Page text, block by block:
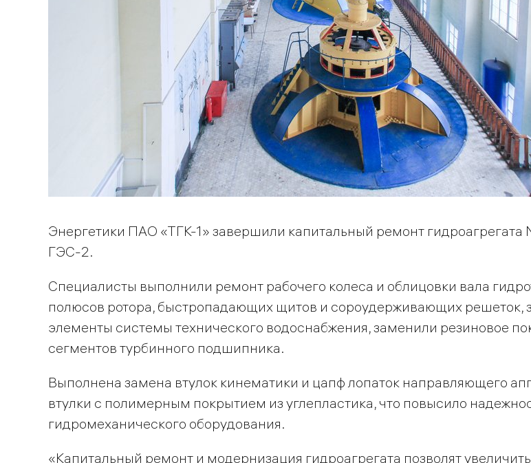
Энергетики ПАО «ТГК-1» завершили капитальный ремонт
ГЭС-2.
Специалисты выполнили ремонт рабочего колеса и облицовки вала
полюсов ротора, быстропадающих щитов и сороудерживающих решеток,
элементы системы технического водоснабжения, заменили резиновое
сегментов турбинного подшипника.
Выполнена замена втулок кинематики и цапф лопаток направляющего
втулки с полимерным покрытием из углепластика, что повысило
гидромеханического оборудования.
«Капитальный ремонт и модернизация гидроагрегата позволят увеличить